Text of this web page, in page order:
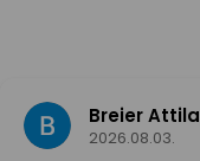
Breier Attila
2026.08.03.